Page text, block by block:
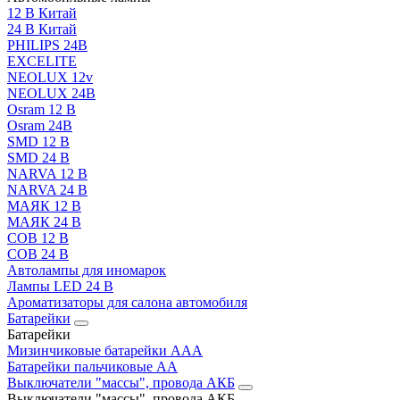
12 В Китай
24 В Китай
PHILIPS 24В
EXCELITE
NEOLUX 12v
NEOLUX 24В
Osram 12 В
Osram 24В
SMD 12 В
SMD 24 В
NARVA 12 В
NARVA 24 В
МАЯК 12 В
МАЯК 24 В
COB 12 В
COB 24 В
Автолампы для иномарок
Лампы LED 24 B
Ароматизаторы для салона автомобиля
Батарейки
Батарейки
Мизинчиковые батарейки AAA
Батарейки пальчиковые АА
Выключатели "массы", провода АКБ